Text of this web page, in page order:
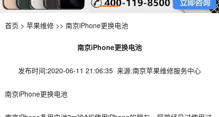
首页 > 苹果维修 >> 南京iPhone更换电池
南京iPhone更换电池
发布时间:2020-06-11 21:06:35 来源:南京苹果维修服务中心
南京iPhone更换电池